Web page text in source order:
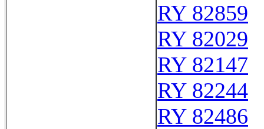
RY 82859
RY 82029
RY 82147
RY 82244
RY 82486